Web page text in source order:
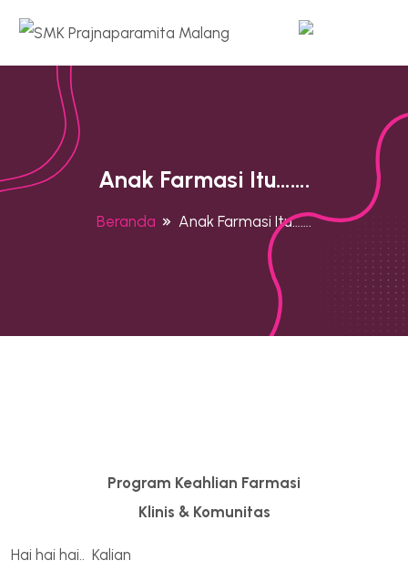
Anak Farmasi Itu…….
Beranda Anak Farmasi Itu…….
Program Keahlian Farmasi
Klinis & Komunitas
Hai hai hai.. Kalian